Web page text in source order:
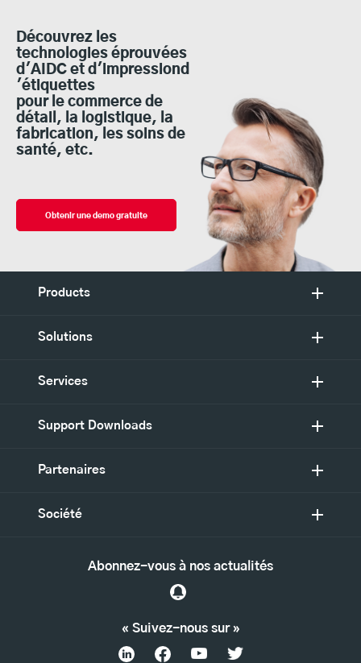
Découvrez les
technologies éprouvées
d'AIDC et d'impressiond
'étiquettes
pour le commerce de
détail, la logistique, la
fabrication, les soins de
santé, etc.
Obtenir une demo gratuite
Products
Solutions
Services
Support Downloads
Partenaires
Société
« Suivez-nous sur »
Abonnez-vous à nos actualités